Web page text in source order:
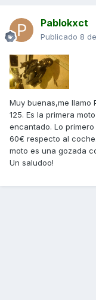
Pablokxct
Publicado 8
Muy buenas,me llamo
125. Es la primera
encantado. Lo
60€ respecto al
moto es una gozada
Un saludoo!